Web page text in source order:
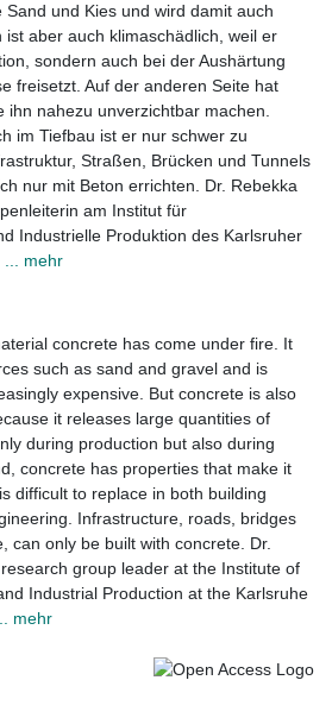
und Kies und wird damit auch
aber auch klimaschädlich, weil er
sondern auch bei der Aushärtung
freisetzt. Auf der anderen Seite hat
ihn nahezu unverzichtbar machen.
im Tiefbau ist er nur schwer zu
Straßen, Brücken und Tunnels
nur mit Beton errichten. Dr. Rebekka
am Institut für
Industrielle Produktion des Karlsruher
... mehr
concrete has come under fire. It
such as sand and gravel and is
expensive. But concrete is also
it releases large quantities of
during production but also during
concrete has properties that make it
difficult to replace in both building
Infrastructure, roads, bridges
can only be built with concrete. Dr.
group leader at the Institute of
Industrial Production at the Karlsruhe
... mehr